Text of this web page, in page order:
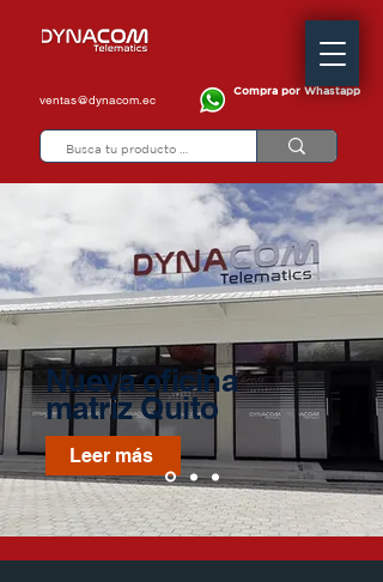
ventas@dynacom.ec
Compra por Whastapp
Nueva oficina
matriz Quito
Leer más